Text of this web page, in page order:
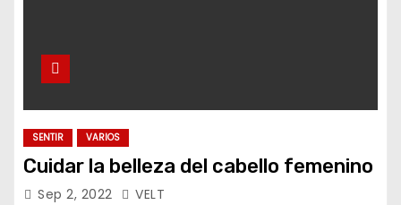
SENTIR VARIOS
Cuidar la belleza del cabello femenino
Sep 2, 2022 VELT